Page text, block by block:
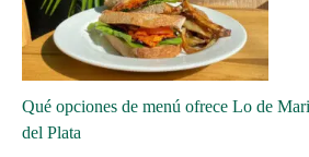
Qué opciones de menú ofrece Lo de
del Plata